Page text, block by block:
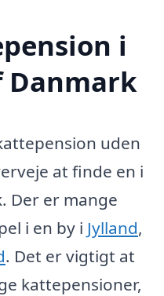
i
Danmark
uden
at finde en i
Der er mange
i en by i Jylland,
. Det er vigtigt at
kattepensioner,